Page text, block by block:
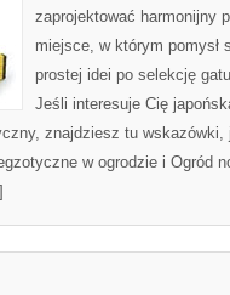
zaprojektować harmonijny
miejsce, w którym pomysł
prostej idei po selekcję
Jeśli interesuje Cię
znajdziesz tu wskazówki,
w ogrodzie i Ogród